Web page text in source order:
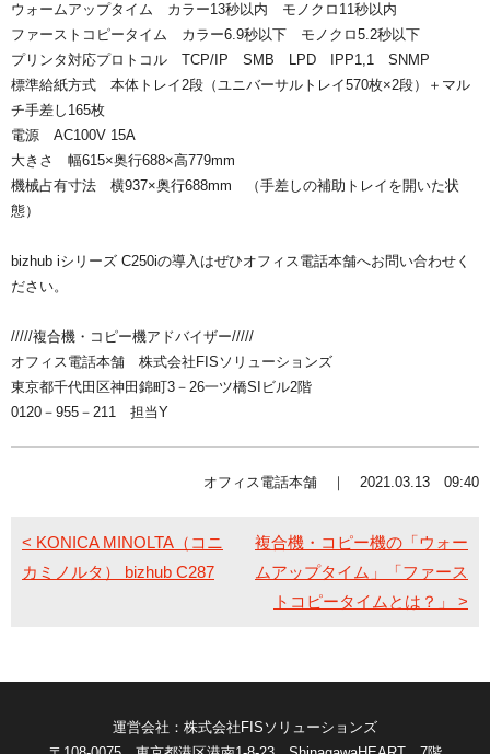
ウォームアップタイム カラー13秒以内 モノクロ11秒以内
ファーストコピータイム カラー6.9秒以下 モノクロ5.2秒以下
プリンタ対応プロトコル TCP/IP SMB LPD IPP1,1 SNMP
標準給紙方式 本体トレイ2段（ユニバーサルトレイ570枚×2段）＋マル
チ手差し165枚
電源 AC100V 15A
大きさ 幅615×奥行688×高779mm
機械占有寸法 横937×奥行688mm （手差しの補助トレイを開いた状
態）
bizhub iシリーズ C250iの導入はぜひオフィス電話本舗へお問い合わせく
ださい。
/////複合機・コピー機アドバイザー/////
オフィス電話本舗 株式会社FISソリューションズ
東京都千代田区神田錦町3－26一ツ橋SIビル2階
0120－955－211 担当Y
オフィス電話本舗 ｜ 2021.03.13 09:40
< KONICA MINOLTA（コニ
カミノルタ） bizhub C287
複合機・コピー機の「ウォー
ムアップタイム」「ファース
トコピータイムとは？」 >
運営会社：株式会社FISソリューションズ